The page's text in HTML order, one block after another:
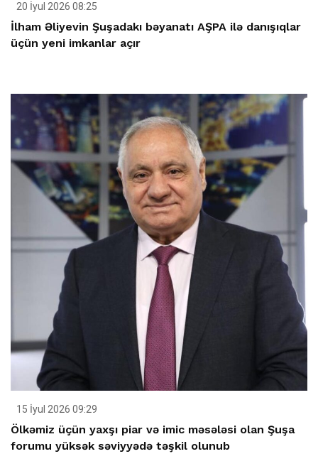
20 İyul 2026 08:25
İlham Əliyevin Şuşadakı bəyanatı AŞPA ilə danışıqlar
üçün yeni imkanlar açır
15 İyul 2026 09:29
Ölkəmiz üçün yaxşı piar və imic məsələsi olan Şuşa
forumu yüksək səviyyədə təşkil olunub